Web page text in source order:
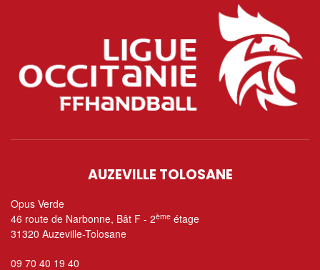
AUZEVILLE TOLOSANE
Opus Verde
46 route de Narbonne, Bât F - 2ème étage
31320 Auzeville-Tolosane
09 70 40 19 40